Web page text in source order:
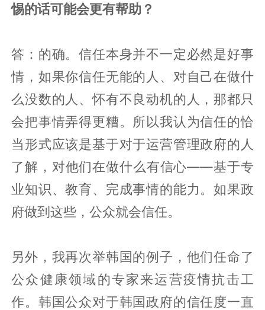
惕的话可能会更有帮助？
答：的确。信任本身并不一定必然是好事
情，如果你信任无能的人、对自己在做什
么没数的人、怀有不良动机的人，那都只
会把事情弄得更糟。所以我认为信任的恰
当形式应该是基于对于运营管理政府的人
了解，对他们在做什么有信心——基于专
业知识、教育、完成事情的能力。如果政
府做到这些，公众就会信任。
另外，我再次举韩国的例子，他们任命了
公众健康领域的专家来运营疫情抗击工
作。韩国公众对于韩国政府的信任度一直